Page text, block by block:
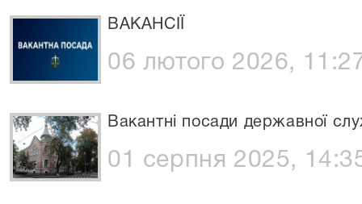
ВАКАНСІЇ
06 лютого 2026,
Вакантні посади державної
01 серпня 2025,